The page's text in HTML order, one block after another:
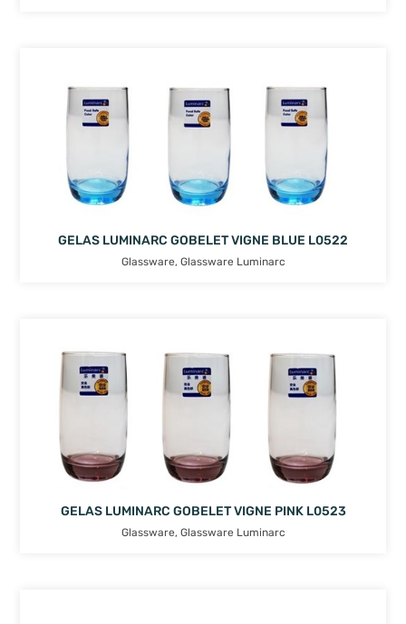
GELAS LUMINARC GOBELET VIGNE BLUE L0522
Glassware, Glassware Luminarc
GELAS LUMINARC GOBELET VIGNE PINK L0523
Glassware, Glassware Luminarc